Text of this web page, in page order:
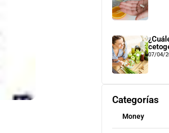
07/04/
Categorías
Money